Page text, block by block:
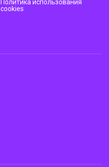
Политика использования
cookies